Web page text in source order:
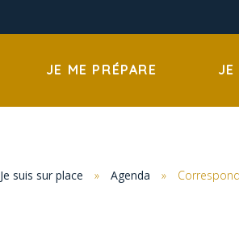
JE ME PRÉPARE JE
Je suis sur place » Agenda »